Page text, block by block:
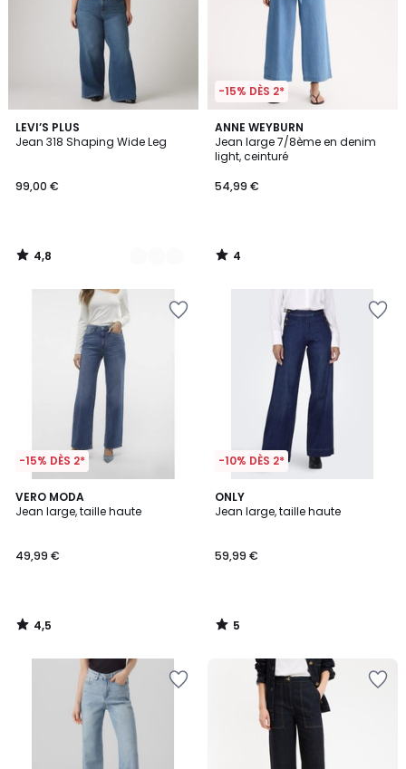
LEVI’S PLUS
Jean 318 Shaping Wide Leg
99,00 €
4,8
/ 5
2
Couleurs
4,8
/
-15% DÈS 2*
ANNE WEYBURN
Jean large 7/8ème en denim
light, ceinturé
54,99 €
4
/
5
4
/
-15% DÈS 2*
VERO MODA
Jean large, taille haute
49,99 €
4,5
/ 5
4,5
/
-10% DÈS 2*
ONLY
Jean large, taille haute
59,99 €
5
/
5
/